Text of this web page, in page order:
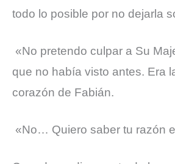
todo lo posible por no dejarla
«No pretendo culpar a Su
que no había visto antes. Era
corazón de Fabián.
«No… Quiero saber tu razón